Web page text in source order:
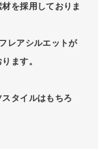
を採用しておりま
レアシルエットが
ます。
タイルはもちろ